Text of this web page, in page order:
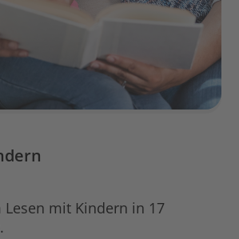
Lesen mit Kindern in 17